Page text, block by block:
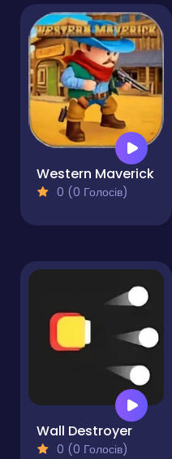
Western Maverick
0 (0 Голосів)
Wall Destroyer
0 (0 Голосів)